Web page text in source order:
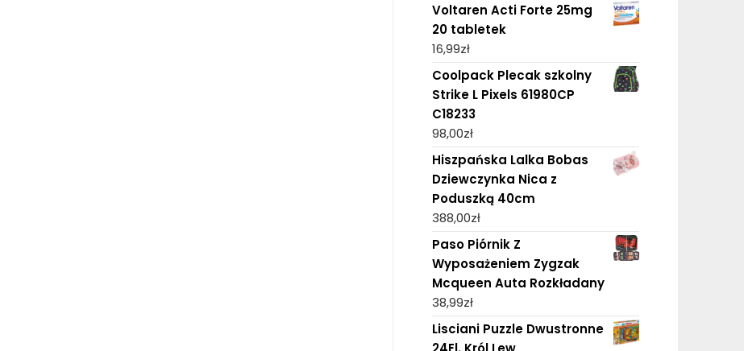
Voltaren Acti Forte 25mg
20 tabletek
16,99zł
Coolpack Plecak szkolny
Strike L Pixels 61980CP
C18233
98,00zł
Hiszpańska Lalka Bobas
Dziewczynka Nica z
Poduszką 40cm
388,00zł
Paso Piórnik Z
Wyposażeniem Zygzak
Mcqueen Auta Rozkładany
38,99zł
Lisciani Puzzle Dwustronne